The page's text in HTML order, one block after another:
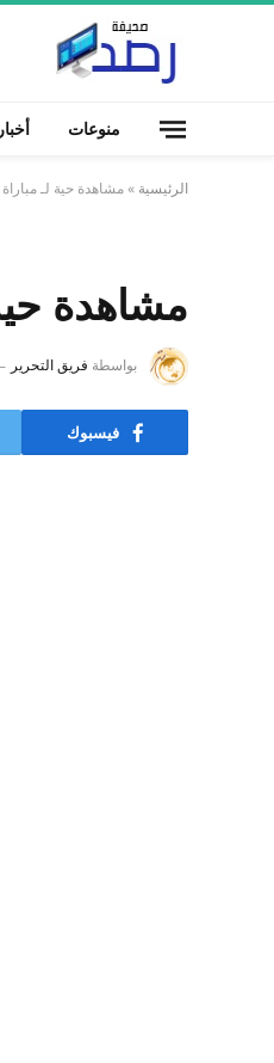
منوعات
الرئيسية »مشاهدة حية لـ
مشاهدة
بواسطة فريق التحرير
فيسبوك